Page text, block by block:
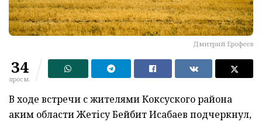
Дмитрий Ерофеев
34
просм.
В ходе встречи с жителями Коксуского района
аким области Жетісу Бейбит Исабаев подчеркнул,